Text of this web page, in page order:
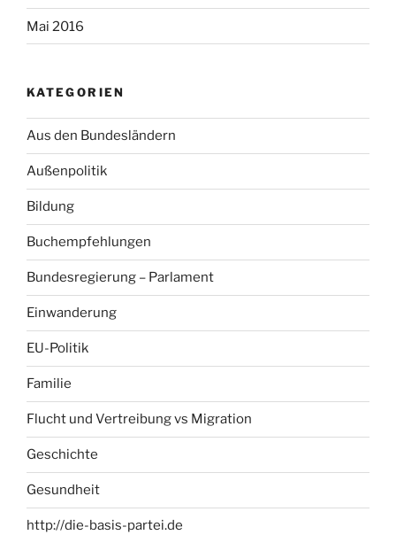
Mai 2016
KATEGORIEN
Aus den Bundesländern
Außenpolitik
Bildung
Buchempfehlungen
Bundesregierung – Parlament
Einwanderung
EU-Politik
Familie
Flucht und Vertreibung vs Migration
Geschichte
Gesundheit
http://die-basis-partei.de